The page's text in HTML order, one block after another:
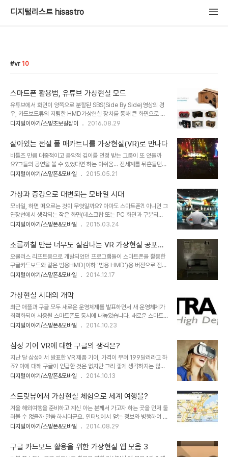
디지털리스트 hisastro
vr 10
스마트폰 활용법, 유튜브 가상현실 모드
유튜브에서 화면이 양쪽으로 분할된 SBS(Side By Side)영상의 경
우, 카드보드류의 저렴한 HMD가상현실 장치를 통해 큰 화면으로 볼
수 있는 건 많은 분들이 알고 있습니다.아직 모르셨다면, 아래 링크를
하지만 이러한 방법은 상기 포스트에서 설명하고 있듯이 영상 자체가
SBS(Side By Side)로되어 있어야 한다는 전제가 요구됩니다. 적잖
이 그런 형식의 동영상이 올라와 있긴 합니다만, 전체 유튜브 동영상을
비교하면 조족지혈이라고 할 수 있습니다. 즉, SBS(Side By Side)
형식의 동영상이 아닌 경우 별도의 화면 분할 기능을 지원하는 유튜브
을 볼 수 없..
디지털이야기/스맡초보길잡이 2016.08.29
살아있는 전설 폴 매카트니를 가상현실(VR)로 만나다
비틀즈 만큼 대중적이고 음악적 깊이를 인정 받는 그룹이 또 있을까
요?그들의 공연을 볼 수 있었다면 하는 아쉬움... 전세계를 뒤흔들던
6~70년대 비틀즈.가까운 일본까지는 방문하여 공연도 했었지만 당
왔었다 하더라도 비틀즈를 알지 못했을 어린시절의 일이라서.. 아니,
사실은... ^^; 이제 비틀즈 맴버 중 생존하고 있는 이는 두 사람 밖에 없
습니다. 폴 매카트니 Paul Maccartney와 링고 스타Ringo
Starr(본명 리처드 스타키 Richard Starkey). 두 맴버 모두 일흔을
훌쩍 넘긴 나이에도 불구하고 공연 활동을 펼치고 있으니... 살아 있는
니..
디지털이야기/스맡폰&모바일 2015.05.21
가상과 증강으로 대변되는 모바일 시대
모바일, 하면 떠오르는 것이 무엇일까요? 아마도 스마트폰?! 아니면 그
연장선에서 생각되는 작은 화면(데스크탑 또는 PC 화면과 구분되
는)... 정보시대에서 사람들이 간과하지 말아야 할 것이 바로 이 부분입
다. 과학과 기술은 계속 발견되고, 발전되어 갑니다. 지금이야 기술적
인 여러 제약 조건에 따라 작은 화면일 수밖에 없는 것으로 모바일을
정의 내리고 있지만 조만간 모바일과 데스크탑의 구분은 사라질 겁니
다. 얼마 전 마이크로소프트(이하 "MS")는 Windows 10 공개 행사
에서 증강현실이 가미된 가상현실 장치 홀로렌즈(HoloLens)를 시연
기 버전을 잘 활용하는 M..
디지털이야기/스맡폰&모바일 2015.03.24
소름끼칠 만큼 너무도 실감나는 VR 가상현실 공포체
험
오큘러스 리프트용으로 개발되었던 프로그램들이 스마트폰을 활용한
구글카드보드와 같은 범용HMD(이하 '범용 HMD')용 버전으로 점자
출시되는 듯 합니다. 어차피 동일한 효과를 구현하는 것이라서 오큘러
HMD용으로 출시하지 않을 이유가 없습니다. 마치 아이폰에서 인기
를 얻은 앱을 안드로이드 등의 여타 버전으로 출시하는 것처럼 말이죠.
이번 소개해 드리려고 하는 가상체험 앱도 바로 그런 성격이라고 할 수
있습니다.극한의 공포를 자극하는 호러물 프로그램으로 앱의 이름은
'A Chair In A Room'입니다. 완성도 쩌는 그래픽에 소름 돋을 듯한
등 전반적으로 짜임새 있는 정말 잘..
디지털이야기/스맡폰&모바일 2014.12.17
가상현실 시대의 개막
최근 애플과 구글 모두 새로운 운영체제를 발표하면서 새 운영체제가
최적화되어 사용될 스마트폰도 동시에 내놓았습니다. 새로운 스마트
폰은 다들 아시다피시 애플 아이폰6와 6플러스, 구글의 넥서스 6입
최신 사양을 자랑합니다만, VR에 관심이 집중된 요즘 제 눈에 띄는 것
은 해상도입니다. 특히 구글은 고릴라 글래스3 강화 코팅
2560×1440 화소 (491 ppi)로 VR을 즐기기 위한 기본적 조건을
갖췄습니다. 물론 UHD 해상도를 기본으로 할 향후의 스마트폰은 VR
에 좀더 최적화 되겠지만...이미지 출처:
도 화질을 갖춘 스마트폰이 본격적으로 출시된..
디지털이야기/스맡폰&모바일 2014.10.23
삼성 기어 VR에 대한 구글의 생각은?
지난 달 삼성에서 발표한 VR 제품 기어, 가격이 무려 199달러라고 하
죠? 이에 대해 구글이 언급한 것은 없지만 그리 좋게 생각하지는 않았
을 것이라고 봅니다. 구글은 이미 금년도 I/O 컨퍼런스를 통해 스마트
니다.이미지 출처: www.pcadvisor.co.uk 구글 카드보드 발표의 밑
바탕에는 안드로이드 앱 생태계를 보다 강화하고, 다양화하여 저변을
더욱 확대하려는 측면이 있었을 겁니다. 그런데, 그 방향에 역행하는
것과 다름없는 가격 정책으로 그것도 이미 공개될 건 모두 공개되어,
아는 사람은 다 알고 있는 형태의 제품을 삼성 자체의 차기 전략 품목
가능하다고 봅니다. 가..
디지털이야기/스맡폰&모바일 2014.10.13
스트릿뷰에서 가상현실 체험으로 세계 여행을?
겨울 해외여행을 준비하고 계신 아는 분께서 가고자 하는 곳을 먼저 둘
러볼 수 없을까 말씀 하시더군요. 인터넷에서 얻는 정보와 병행하여 직
접 거리모습을 보고 싶다는 겁니다. 생각해 보니 어렵지 않게 구글 카
어쩌면 이번 포스트는 그 분을 위한 내용일 수도 있겠네요.잠시 만나
구글 카드보드를 보여드렸었는데, 얼마나 재밌고 신기해 하시던지...
디지털이야기/스맡폰&모바일 2014.08.29
구글 카드보드 활용을 위한 가상현실 앱 모음 3